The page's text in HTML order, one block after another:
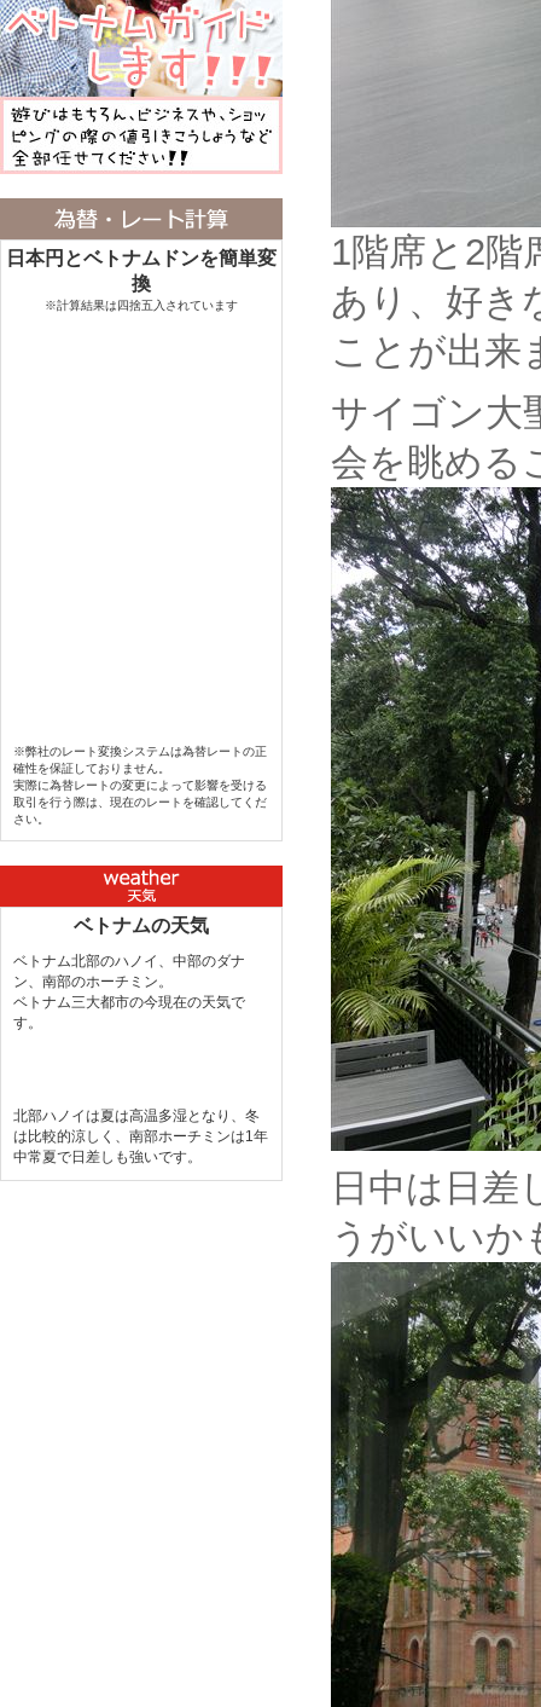
日本円とベトナムドンを簡単変
換
※計算結果は四捨五入されています
※弊社のレート変換システムは為替レートの正
確性を保証しておりません。
実際に為替レートの変更によって影響を受ける
取引を行う際は、現在のレートを確認してくだ
さい。
ベトナムの天気
ベトナム北部のハノイ、中部のダナ
ン、南部のホーチミン。
ベトナム三大都市の今現在の天気で
す。
北部ハノイは夏は高温多湿となり、冬
は比較的涼しく、南部ホーチミンは1年
中常夏で日差しも強いです。
1階席と2階
あり、好き
ことが出来
サイゴン大
会を眺める
日中は日差
うがいいか